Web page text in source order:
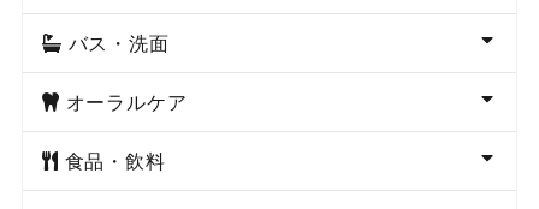
バス・洗面
オーラルケア
食品・飲料